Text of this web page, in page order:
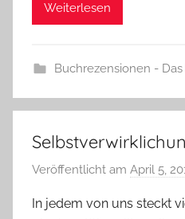
Weiterlesen
Buchrezensionen -
Veröffentlicht am April 5,
In jedem von uns steckt